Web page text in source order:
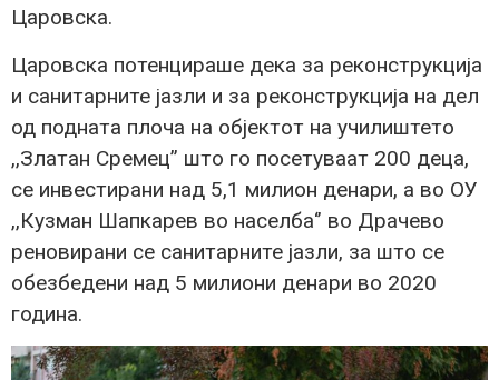
Царовска.
Царовска потенцираше дека за реконструкција
и санитарните јазли и за реконструкција на дел
од подната плоча на објектот на училиштето
,,Златан Сремец’’ што го посетуваат 200 деца,
се инвестирани над 5,1 милион денари, а во ОУ
,,Кузман Шапкарев во населба‘’ во Драчево
реновирани се санитарните јазли, за што се
обезбедени над 5 милиони денари во 2020
година.